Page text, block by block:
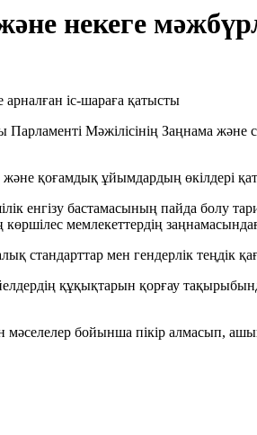
некеге
Мәжілісінің Заңнама
қоғамдық ұйымдардың өкілдері
енгізу бастамасының пайда болу
мемлекеттердің
стандарттар мен гендерлік теңдік
құқықтарын қорғау
бойынша пікір алмасып,